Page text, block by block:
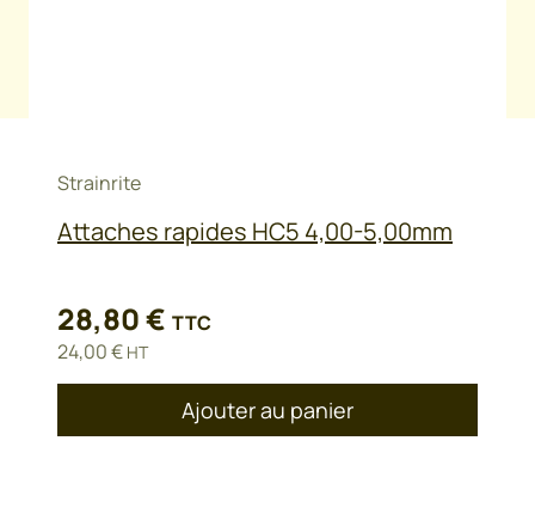
Strainrite
Attaches rapides HC5 4,00-5,00mm
28,80€ TTC
24,00€ HT
Ajouter au panier